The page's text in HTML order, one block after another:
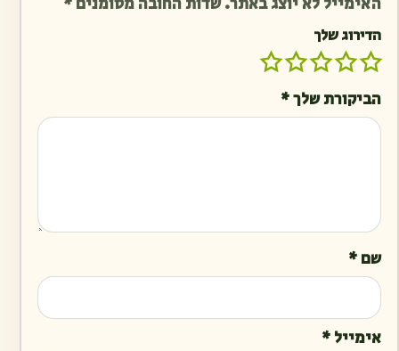
הדירוג שלך
הביקורת שלך*
שם*
אימייל*